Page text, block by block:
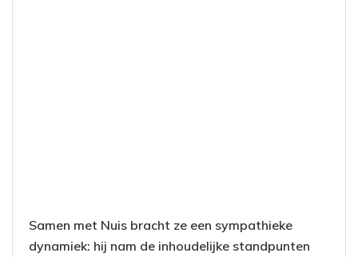
Samen met Nuis bracht ze een sympathieke
dynamiek: hij nam de inhoudelijke standpunten